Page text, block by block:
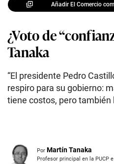
Añadir El Comercio
¿Voto de
Tanaka
“El presidente Pedro
respiro para su gobierno:
tiene costos, pero también
Por Martín Tanaka
Profesor principal en la PUCP